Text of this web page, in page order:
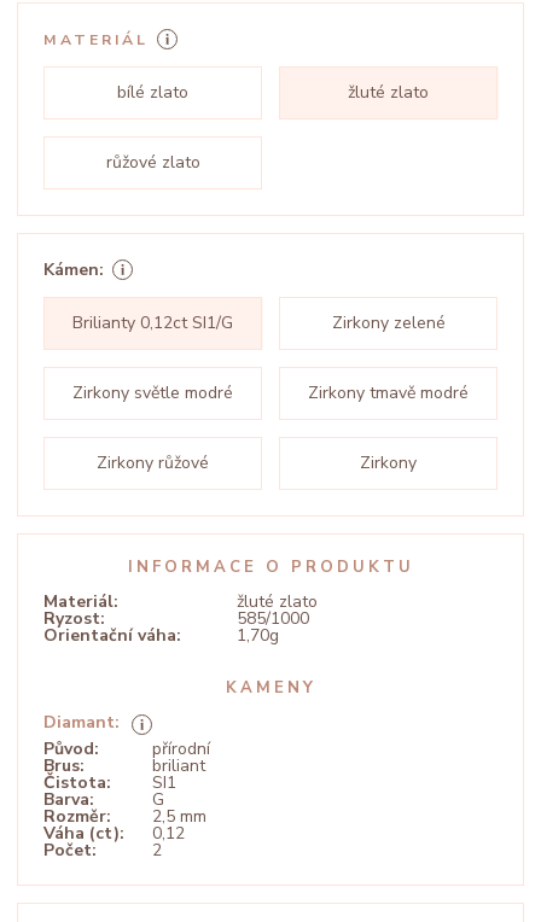
MATERIÁL
bílé zlato žluté zlato
růžové zlato
Kámen:
Brilianty 0,12ct SI1/G Zirkony zelené
Zirkony světle modré Zirkony tmavě modré
Zirkony růžové Zirkony
INFORMACE O PRODUKTU
Materiál: žluté zlato
Ryzost: 585/1000
Orientační váha: 1,70g
KAMENY
Diamant:
Původ:
přírodní
Brus: briliant
Čistota: SI1
Barva: G
Rozměr: 2,5 mm
Váha (ct): 0,12
Počet: 2